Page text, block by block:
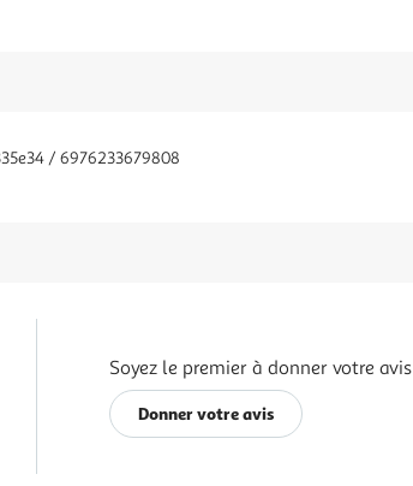
/ 6976233679808
Soyez le premier à donner votre avis
Donner votre avis